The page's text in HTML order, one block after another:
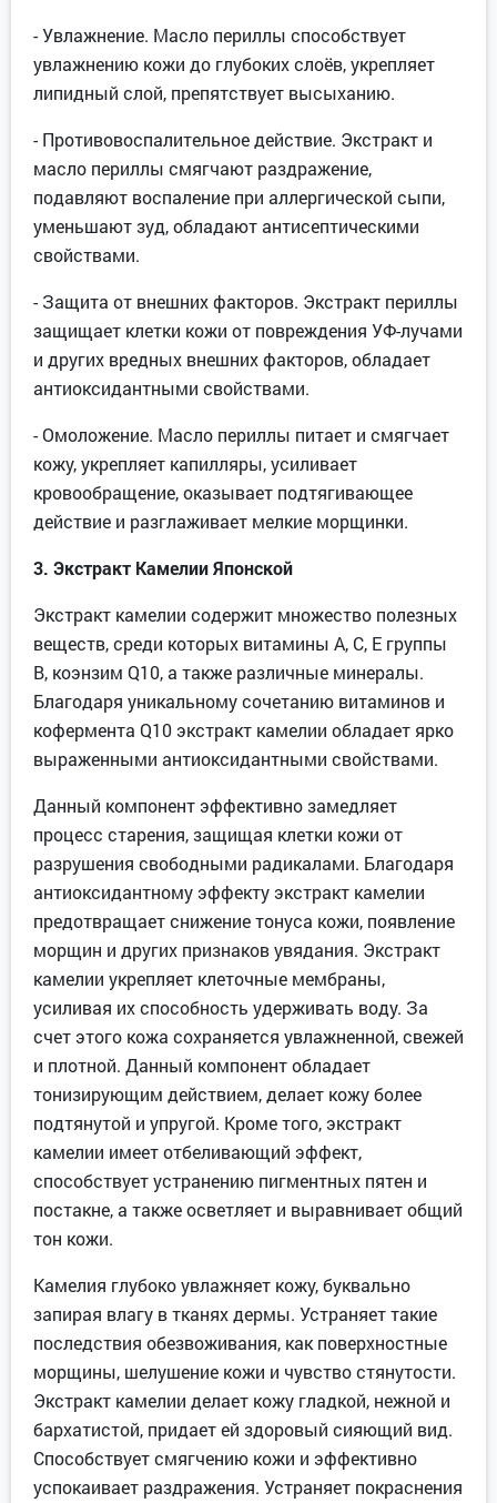
- Увлажнение. Масло периллы способствует
увлажнению кожи до глубоких слоёв, укрепляет
липидный слой, препятствует высыханию.
- Противовоспалительное действие. Экстракт и
масло периллы смягчают раздражение,
подавляют воспаление при аллергической сыпи,
уменьшают зуд, обладают антисептическими
свойствами.
- Защита от внешних факторов. Экстракт периллы
защищает клетки кожи от повреждения УФ-лучами
и других вредных внешних факторов, обладает
антиоксидантными свойствами.
- Омоложение. Масло периллы питает и смягчает
кожу, укрепляет капилляры, усиливает
кровообращение, оказывает подтягивающее
действие и разглаживает мелкие морщинки.
3. Экстракт Камелии Японской
Экстракт камелии содержит множество полезных
веществ, среди которых витамины А, С, Е группы
В, коэнзим Q10, а также различные минералы.
Благодаря уникальному сочетанию витаминов и
кофермента Q10 экстракт камелии обладает ярко
выраженными антиоксидантными свойствами.
Данный компонент эффективно замедляет
процесс старения, защищая клетки кожи от
разрушения свободными радикалами. Благодаря
антиоксидантному эффекту экстракт камелии
предотвращает снижение тонуса кожи, появление
морщин и других признаков увядания. Экстракт
камелии укрепляет клеточные мембраны,
усиливая их способность удерживать воду. За
счет этого кожа сохраняется увлажненной, свежей
и плотной. Данный компонент обладает
тонизирующим действием, делает кожу более
подтянутой и упругой. Кроме того, экстракт
камелии имеет отбеливающий эффект,
способствует устранению пигментных пятен и
постакне, а также осветляет и выравнивает общий
тон кожи.
Камелия глубоко увлажняет кожу, буквально
запирая влагу в тканях дермы. Устраняет такие
последствия обезвоживания, как поверхностные
морщины, шелушение кожи и чувство стянутости.
Экстракт камелии делает кожу гладкой, нежной и
бархатистой, придает ей здоровый сияющий вид.
Способствует смягчению кожи и эффективно
успокаивает раздражения. Устраняет покраснения